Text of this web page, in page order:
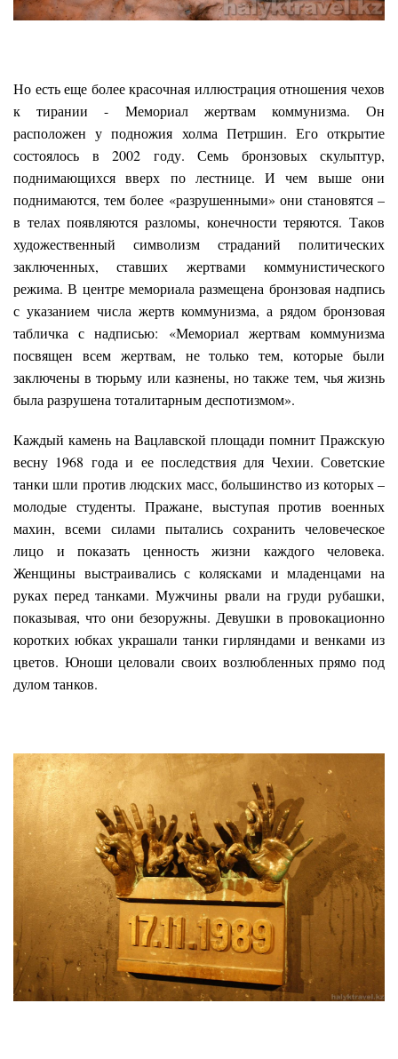
Но есть еще более красочная иллюстрация отношения чехов
к тирании - Мемориал жертвам коммунизма. Он
расположен у подножия холма Петршин. Его открытие
состоялось в 2002 году. Семь бронзовых скульптур,
поднимающихся вверх по лестнице. И чем выше они
поднимаются, тем более «разрушенными» они становятся –
в телах появляются разломы, конечности теряются. Таков
художественный символизм страданий политических
заключенных, ставших жертвами коммунистического
режима. В центре мемориала размещена бронзовая надпись
с указанием числа жертв коммунизма, а рядом бронзовая
табличка с надписью: «Мемориал жертвам коммунизма
посвящен всем жертвам, не только тем, которые были
заключены в тюрьму или казнены, но также тем, чья жизнь
была разрушена тоталитарным деспотизмом».
Каждый камень на Вацлавской площади помнит Пражскую
весну 1968 года и ее последствия для Чехии. Советские
танки шли против людских масс, большинство из которых –
молодые студенты. Пражане, выступая против военных
махин, всеми силами пытались сохранить человеческое
лицо и показать ценность жизни каждого человека.
Женщины выстраивались с колясками и младенцами на
руках перед танками. Мужчины рвали на груди рубашки,
показывая, что они безоружны. Девушки в провокационно
коротких юбках украшали танки гирляндами и венками из
цветов. Юноши целовали своих возлюбленных прямо под
дулом танков.